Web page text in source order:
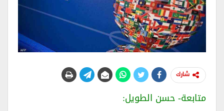
شارك
متابعة- حسن الطويل: